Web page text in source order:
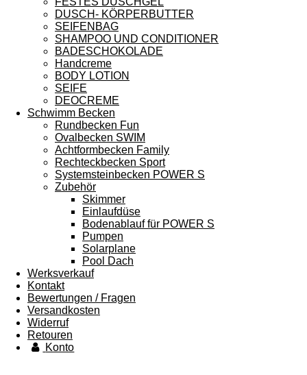
DUSCH- KÖRPERBUTTER
SEIFENBAG
SHAMPOO UND CONDITIONER
BADESCHOKOLADE
Handcreme
BODY LOTION
SEIFE
DEOCREME
Schwimm Becken
Rundbecken Fun
Ovalbecken SWIM
Achtformbecken Family
Rechteckbecken Sport
Systemsteinbecken POWER S
Zubehör
Skimmer
Einlaufdüse
Bodenablauf für POWER S
Pumpen
Solarplane
Pool Dach
Werksverkauf
Kontakt
Bewertungen / Fragen
Versandkosten
Widerruf
Retouren
Konto